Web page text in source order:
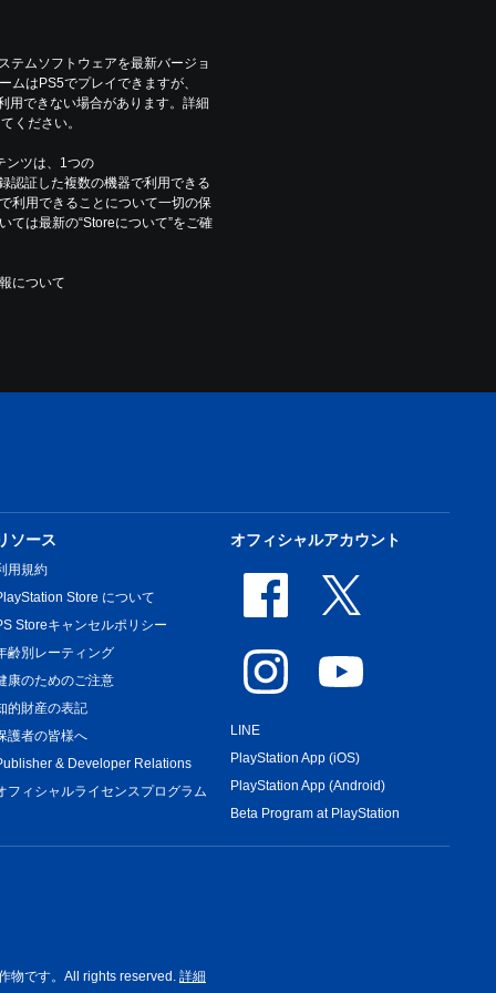
テムソフトウェアを最新バージョ
ムはPS5でプレイできますが、
用できない場合があります。詳細
ください。
ンツは、1つの
証した複数の機器で利用できる
利用できることについて一切の保
ては最新の“Storeについて”をご確
について
ソース
用規約
Store について
Storeキャンセルポリシー
齢別レーティング
康のためのご注意
的財産の表記
護者の皆様へ
& Developer Relations
フィシャルライセンスプログラム
オフィシャルアカウント
LINE
PlayStation App (iOS)
PlayStation App (Android)
Beta Program at PlayStation
物です。All rights reserved. 詳細